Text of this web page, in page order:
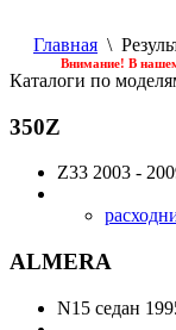
Главная \
Внимание! В
Каталоги по
350Z
Z33 2003 -
ALMERA
N15 седан